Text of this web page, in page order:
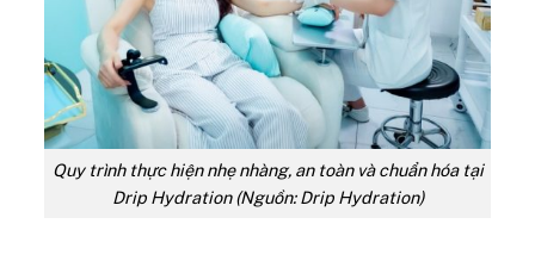
Quy trình thực hiện nhẹ nhàng, an toàn và chuẩn hóa tại
Drip Hydration (Nguồn: Drip Hydration)